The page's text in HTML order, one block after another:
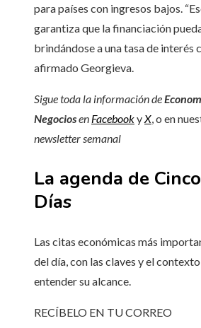
para países con ingresos bajos.
garantiza que la financiación
brindándose a una tasa de interés
afirmado Georgieva.
Sigue toda la información de
Negociosen Facebooky X , o en
newsletter semanal
La agenda de Cinco
Días
Las citas económicas más
del día, con las claves y el
entender su alcance.
RECÍBELO EN TU CORREO